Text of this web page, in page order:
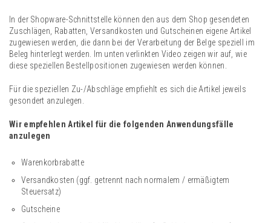
In der Shopware-Schnittstelle können den aus dem Shop gesendeten
Zuschlägen, Rabatten, Versandkosten und Gutscheinen eigene Artikel
zugewiesen werden, die dann bei der Verarbeitung der Belge speziell im
Beleg hinterlegt werden. Im unten verlinkten Video zeigen wir auf, wie
diese speziellen Bestellpositionen zugewiesen werden können.
Für die speziellen Zu-/Abschläge empfiehlt es sich die Artikel jeweils
gesondert anzulegen.
Wir empfehlen Artikel für die folgenden Anwendungsfälle
anzulegen
Warenkorbrabatte
Versandkosten (ggf. getrennt nach normalem / ermäßigtem
Steuersatz)
Gutscheine